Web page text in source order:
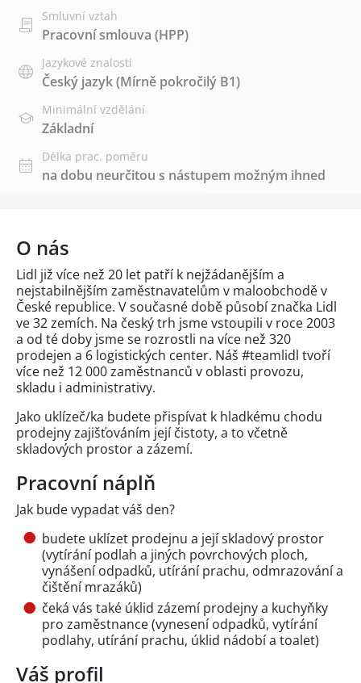
Smluvní vztah
Pracovní smlouva (HPP)
Jazykové znalosti
Český jazyk(Mírně pokročilý B1)
Minimální vzdělání
Základní
Délka prac. poměru
na dobu neurčitou s nástupem možným ihned
O nás
Lidl již více než 20 let patří k nejžádanějším a
nejstabilnějším zaměstnavatelům v maloobchodě v
České republice. V současné době působí značka Lidl
ve 32 zemích. Na český trh jsme vstoupili v roce 2003
a od té doby jsme se rozrostli na více než 320
prodejen a 6 logistických center. Náš #teamlidl tvoří
více než 12 000 zaměstnanců v oblasti provozu,
skladu i administrativy.
Jako uklízeč/ka budete přispívat k hladkému chodu
prodejny zajišťováním její čistoty, a to včetně
skladových prostor a zázemí.
Pracovní náplň
Jak bude vypadat váš den?
budete uklízet prodejnu a její skladový prostor
(vytírání podlah a jiných povrchových ploch,
vynášení odpadků, utírání prachu, odmrazování a
čištění mrazáků)
čeká vás také úklid zázemí prodejny a kuchyňky
pro zaměstnance (vynesení odpadků, vytírání
podlahy, utírání prachu, úklid nádobí a toalet)
Váš profil